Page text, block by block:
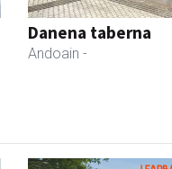
Danena taberna
Andoain -